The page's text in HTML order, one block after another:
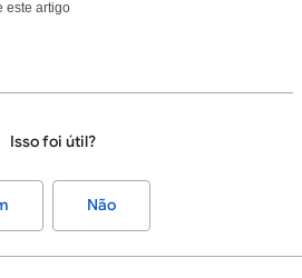
este artigo
Isso foi útil?
Não